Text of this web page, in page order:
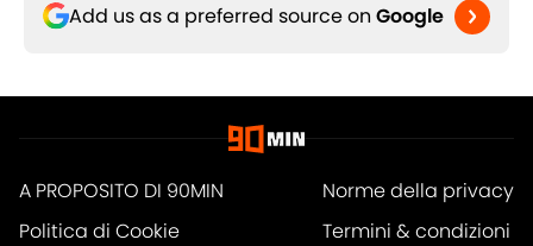
Add us as a preferred source on Google
A PROPOSITO DI 90MIN
Norme della privacy
Politica di Cookie
Termini & condizioni